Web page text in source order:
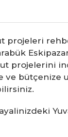
projeleri
projelerini
ve bütçenize